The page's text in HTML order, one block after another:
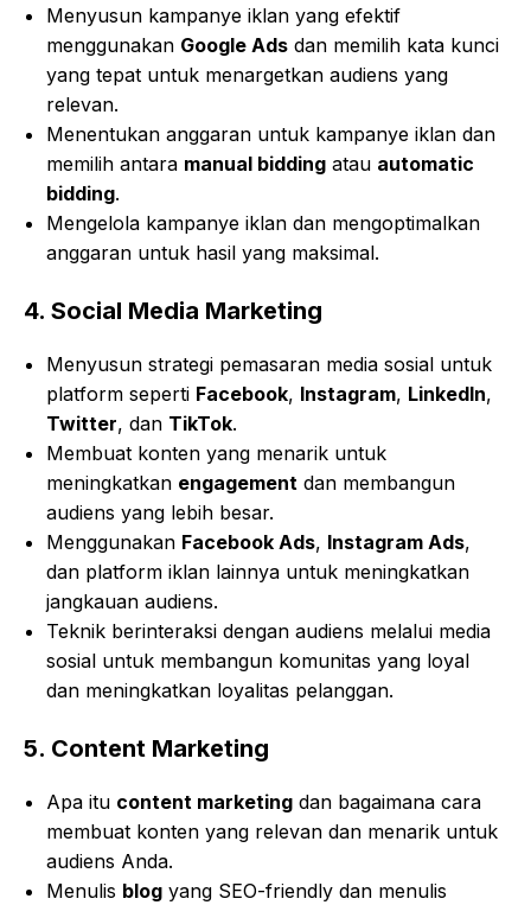
Menyusun kampanye iklan yang efektif
menggunakan Google Ads dan memilih kata kunci
yang tepat untuk menargetkan audiens yang
relevan.
Menentukan anggaran untuk kampanye iklan dan
memilih antara manual bidding atau automatic
bidding.
Mengelola kampanye iklan dan mengoptimalkan
anggaran untuk hasil yang maksimal.
4. Social Media Marketing
Menyusun strategi pemasaran media sosial untuk
platform seperti Facebook, Instagram, LinkedIn,
Twitter, dan TikTok.
Membuat konten yang menarik untuk
meningkatkan engagement dan membangun
audiens yang lebih besar.
Menggunakan Facebook Ads, Instagram Ads,
dan platform iklan lainnya untuk meningkatkan
jangkauan audiens.
Teknik berinteraksi dengan audiens melalui media
sosial untuk membangun komunitas yang loyal
dan meningkatkan loyalitas pelanggan.
5. Content Marketing
Apa itu content marketing dan bagaimana cara
membuat konten yang relevan dan menarik untuk
audiens Anda.
Menulis blog yang SEO-friendly dan menulis